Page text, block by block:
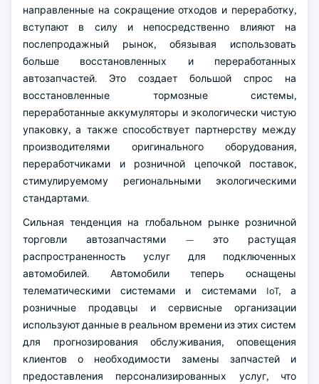
направленные на сокращение отходов и переработку,
вступают в силу и непосредственно влияют на
послепродажный рынок, обязывая использовать
больше восстановленных и переработанных
автозапчастей. Это создает большой спрос на
восстановленные тормозные системы,
переработанные аккумуляторы и экологически чистую
упаковку, а также способствует партнерству между
производителями оригинального оборудования,
переработчиками и розничной цепочкой поставок,
стимулируемому региональными экологическими
стандартами.
Сильная тенденция на глобальном рынке розничной
торговли автозапчастями — это растущая
распространенность услуг для подключенных
автомобилей. Автомобили теперь оснащены
телематическими системами и системами IoT, а
розничные продавцы и сервисные организации
используют данные в реальном времени из этих систем
для прогнозирования обслуживания, оповещения
клиентов о необходимости замены запчастей и
предоставления персонализированных услуг, что